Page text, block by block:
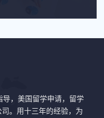
，美国留学申请，留学
。用十三年的经验，为